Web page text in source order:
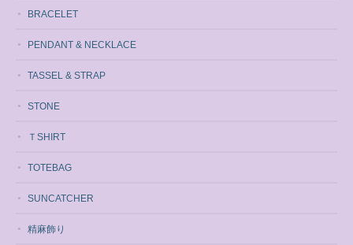
BRACELET
PENDANT & NECKLACE
TASSEL & STRAP
STONE
ＴSHIRT
TOTEBAG
SUNCATCHER
精麻飾り